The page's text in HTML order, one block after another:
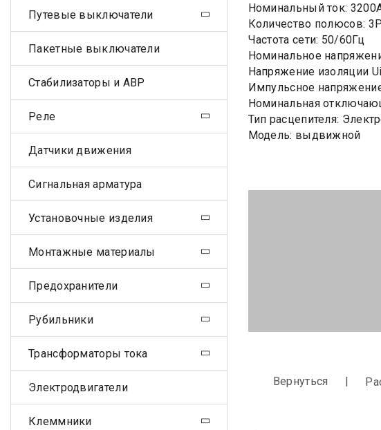
Номинальный ток:
Количество полюсов: 3Р
Частота сети: 50/60Гц
Номинальное
Напряжение изоляции
Импульсное
Номинальная
Тип расцепителя:
Модель: выдвижной
Вернуться
Путевые выключатели
Пакетные выключатели
Стабилизаторы и АВР
Реле
Датчики движения
Сигнальная арматура
Установочные изделия
Монтажные материалы
Предохранители
Рубильники
Трансформаторы тока
Электродвигатели
Клеммники